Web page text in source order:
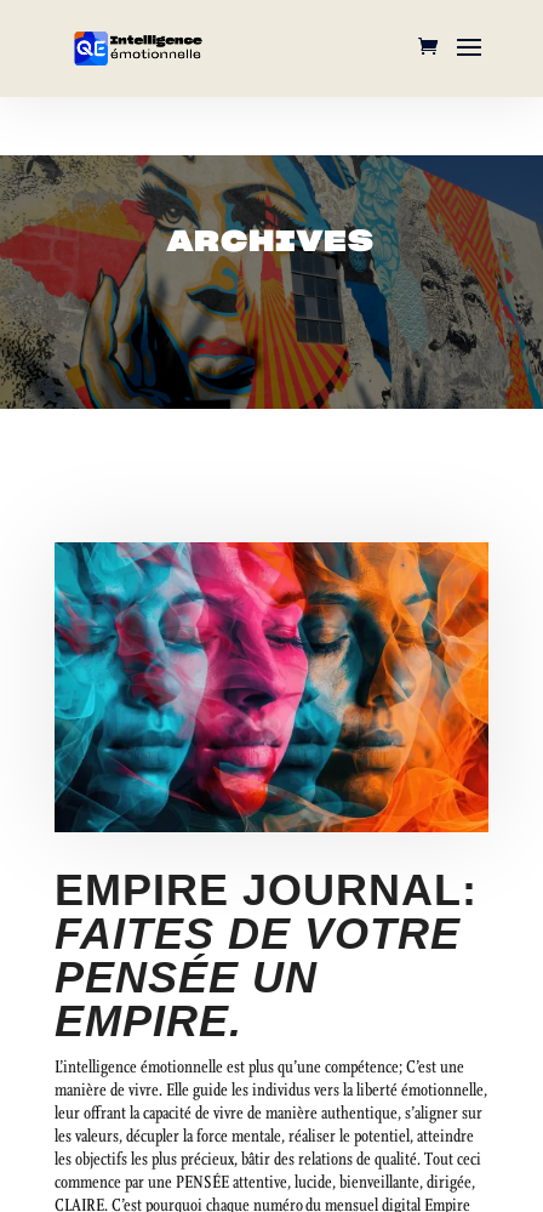
ARCHIVES
EMPIRE JOURNAL:
FAITES DE VOTRE
PENSÉE UN
EMPIRE.
L’intelligence émotionnelle est plus qu’une compétence; C’est une
manière de vivre. Elle guide les individus vers la liberté émotionnelle,
leur offrant la capacité de vivre de manière authentique, s’aligner sur
les valeurs, décupler la force mentale, réaliser le potentiel, atteindre
les objectifs les plus précieux, bâtir des relations de qualité. Tout ceci
commence par une PENSÉE attentive, lucide, bienveillante, dirigée,
CLAIRE. C’est pourquoi chaque numéro du mensuel digital Empire